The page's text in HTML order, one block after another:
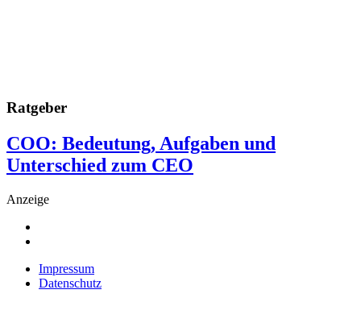
Ratgeber
COO: Bedeutung, Aufgaben und
Unterschied zum CEO
Anzeige
Impressum
Datenschutz